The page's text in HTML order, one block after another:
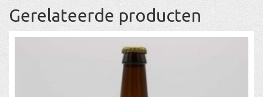
Gerelateerde producten